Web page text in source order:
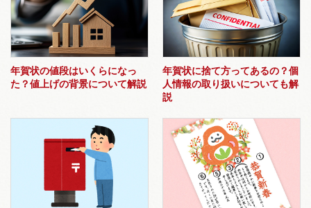
年賀状の値段はいくらになっ
た？値上げの背景について解説
年賀状に捨て方ってあるの？個
人情報の取り扱いについても解
説